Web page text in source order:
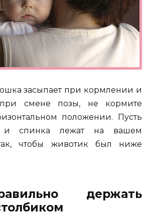
засыпает при кормлении и
при смене позы, не кормите
положении. Пусть
и спинка лежат на вашем
чтобы животик был ниже
держать